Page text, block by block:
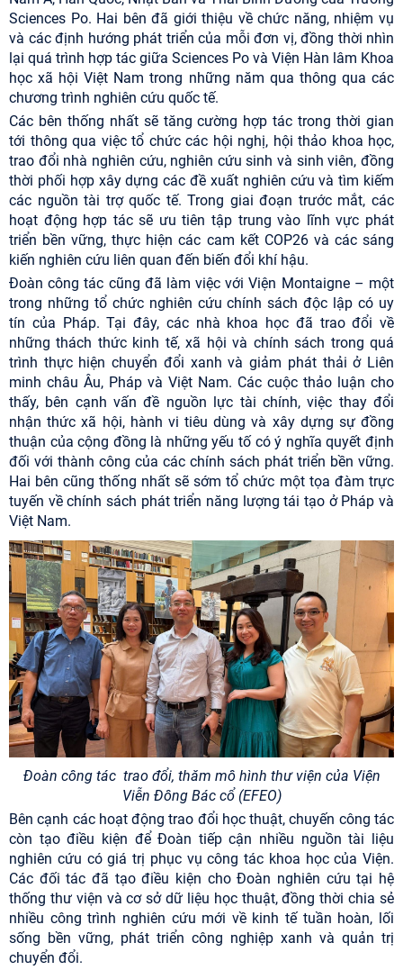
Sciences Po. Hai bên đã giới thiệu về chức năng, nhiệm vụ
và các định hướng phát triển của mỗi đơn vị, đồng thời nhìn
lại quá trình hợp tác giữa Sciences Po và Viện Hàn lâm Khoa
học xã hội Việt Nam trong những năm qua thông qua các
chương trình nghiên cứu quốc tế.
Các bên thống nhất sẽ tăng cường hợp tác trong thời gian
tới thông qua việc tổ chức các hội nghị, hội thảo khoa học,
trao đổi nhà nghiên cứu, nghiên cứu sinh và sinh viên, đồng
thời phối hợp xây dựng các đề xuất nghiên cứu và tìm kiếm
các nguồn tài trợ quốc tế. Trong giai đoạn trước mắt, các
hoạt động hợp tác sẽ ưu tiên tập trung vào lĩnh vực phát
triển bền vững, thực hiện các cam kết COP26 và các sáng
kiến nghiên cứu liên quan đến biến đổi khí hậu.
Đoàn công tác cũng đã làm việc với Viện Montaigne – một
trong những tổ chức nghiên cứu chính sách độc lập có uy
tín của Pháp. Tại đây, các nhà khoa học đã trao đổi về
những thách thức kinh tế, xã hội và chính sách trong quá
trình thực hiện chuyển đổi xanh và giảm phát thải ở Liên
minh châu Âu, Pháp và Việt Nam. Các cuộc thảo luận cho
thấy, bên cạnh vấn đề nguồn lực tài chính, việc thay đổi
nhận thức xã hội, hành vi tiêu dùng và xây dựng sự đồng
thuận của cộng đồng là những yếu tố có ý nghĩa quyết định
đối với thành công của các chính sách phát triển bền vững.
Hai bên cũng thống nhất sẽ sớm tổ chức một tọa đàm trực
tuyến về chính sách phát triển năng lượng tái tạo ở Pháp và
Việt Nam.
Đoàn công tác trao đổi, thăm mô hình thư viện của Viện
Viễn Đông Bác cổ (EFEO)
Bên cạnh các hoạt động trao đổi học thuật, chuyến công tác
còn tạo điều kiện để Đoàn tiếp cận nhiều nguồn tài liệu
nghiên cứu có giá trị phục vụ công tác khoa học của Viện.
Các đối tác đã tạo điều kiện cho Đoàn nghiên cứu tại hệ
thống thư viện và cơ sở dữ liệu học thuật, đồng thời chia sẻ
nhiều công trình nghiên cứu mới về kinh tế tuần hoàn, lối
sống bền vững, phát triển công nghiệp xanh và quản trị
chuyển đổi.